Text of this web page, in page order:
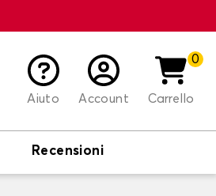
Aiuto
Account
0
Carrello
Recensioni